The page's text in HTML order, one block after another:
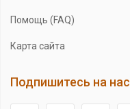
Помощь (FAQ)
Карта сайта
Подпишитесь на нас